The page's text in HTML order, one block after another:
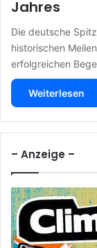
Jahres
Die deutsche
historischen
erfolgreichen
Weiterlesen
– Anzeige –